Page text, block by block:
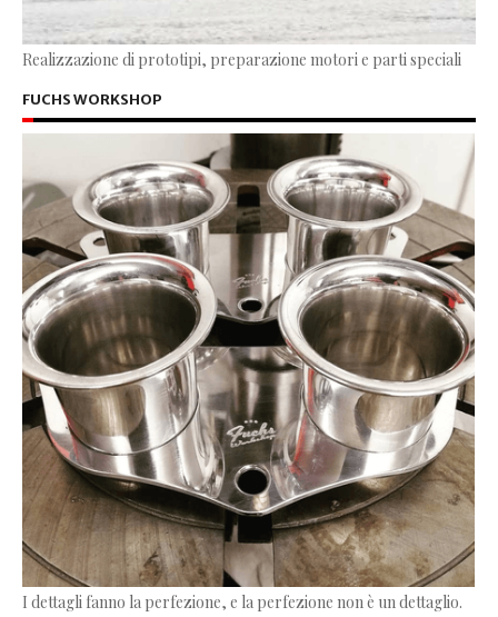
Realizzazione di prototipi, preparazione motori e parti speciali
FUCHS WORKSHOP
I dettagli fanno la perfezione, e la perfezione non è un dettaglio.